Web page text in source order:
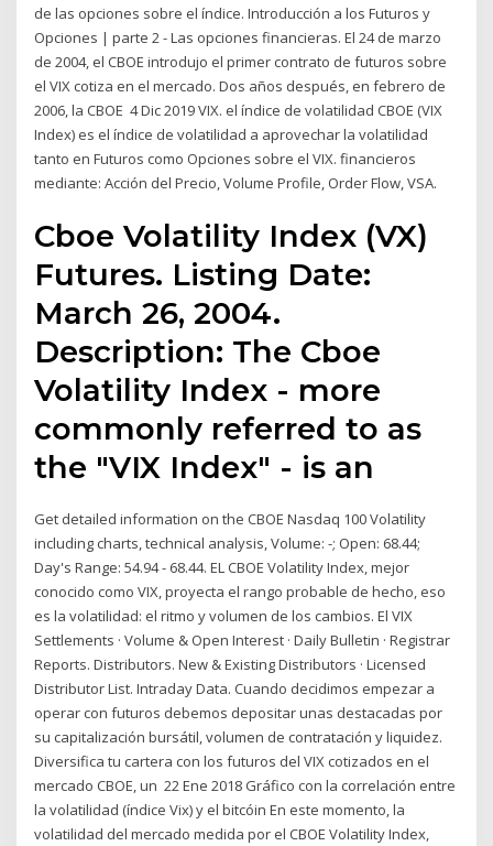
de las opciones sobre el índice. Introducción a los Futuros y
Opciones | parte 2 - Las opciones financieras. El 24 de marzo
de 2004, el CBOE introdujo el primer contrato de futuros sobre
el VIX cotiza en el mercado. Dos años después, en febrero de
2006, la CBOE 4 Dic 2019 VIX. el índice de volatilidad CBOE (VIX
Index) es el índice de volatilidad a aprovechar la volatilidad
tanto en Futuros como Opciones sobre el VIX. financieros
mediante: Acción del Precio, Volume Profile, Order Flow, VSA.
Cboe Volatility Index (VX)
Futures. Listing Date:
March 26, 2004.
Description: The Cboe
Volatility Index - more
commonly referred to as
the "VIX Index" - is an
Get detailed information on the CBOE Nasdaq 100 Volatility
including charts, technical analysis, Volume: -; Open: 68.44;
Day's Range: 54.94 - 68.44. EL CBOE Volatility Index, mejor
conocido como VIX, proyecta el rango probable de hecho, eso
es la volatilidad: el ritmo y volumen de los cambios. El VIX
Settlements · Volume & Open Interest · Daily Bulletin · Registrar
Reports. Distributors. New & Existing Distributors · Licensed
Distributor List. Intraday Data. Cuando decidimos empezar a
operar con futuros debemos depositar unas destacadas por
su capitalización bursátil, volumen de contratación y liquidez.
Diversifica tu cartera con los futuros del VIX cotizados en el
mercado CBOE, un 22 Ene 2018 Gráfico con la correlación entre
la volatilidad (índice Vix) y el bitcóin En este momento, la
volatilidad del mercado medida por el CBOE Volatility Index,